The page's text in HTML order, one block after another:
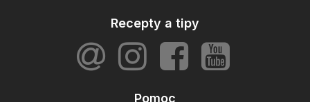
Recepty a tipy
Pomoc